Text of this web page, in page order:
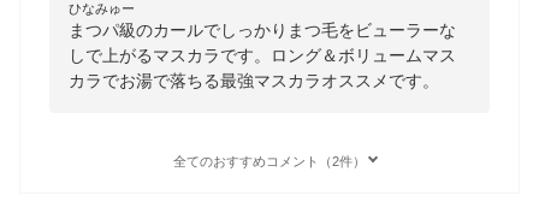
ひなみゅー
まつパ級のカールでしっかりまつ毛をビューラーな
しで上がるマスカラです。ロング＆ボリュームマス
カラでお湯で落ちる最強マスカラオススメです。
全てのおすすめコメント（2件）